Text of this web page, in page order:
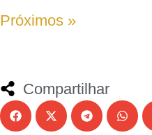
Próximos »
Compartilhar